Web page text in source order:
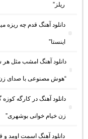
ریلز”
دانلود آهنگ ﻗﺪم ﭼﻪ رﻳﺰه
اینستا”
دانلود آهنگ امشب مثل
“هوش مصنوعی با صدای
دانلود آهنگ در کارگه
زن خیام خوانی بوشهری”
دانلود آهنگ اسمت اومد و